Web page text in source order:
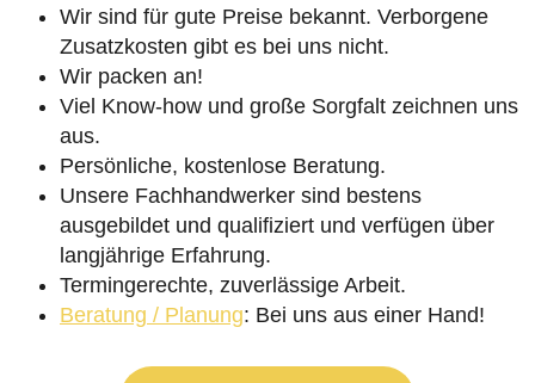
Wir sind für gute Preise bekannt. Verborgene
Zusatzkosten gibt es bei uns nicht.
Wir packen an!
Viel Know-how und große Sorgfalt zeichnen uns
aus.
Persönliche, kostenlose Beratung.
Unsere Fachhandwerker sind bestens
ausgebildet und qualifiziert und verfügen über
langjährige Erfahrung.
Termingerechte, zuverlässige Arbeit.
Beratung / Planung: Bei uns aus einer Hand!